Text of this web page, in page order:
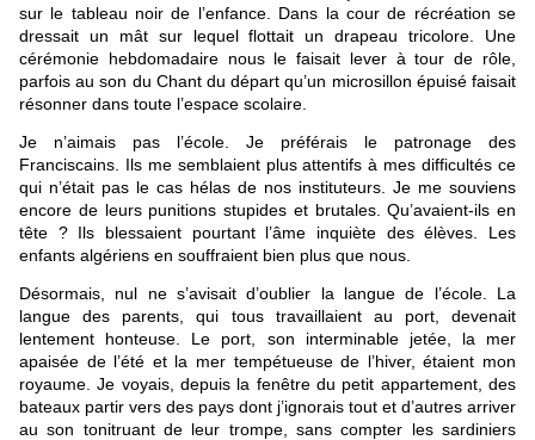
sur le tableau noir de l’enfance. Dans la cour de récréation se
dressait un mât sur lequel flottait un drapeau tricolore. Une
cérémonie hebdomadaire nous le faisait lever à tour de rôle,
parfois au son du Chant du départ qu’un microsillon épuisé faisait
résonner dans toute l’espace scolaire.
Je n’aimais pas l’école. Je préférais le patronage des
Franciscains. Ils me semblaient plus attentifs à mes difficultés ce
qui n’était pas le cas hélas de nos instituteurs. Je me souviens
encore de leurs punitions stupides et brutales. Qu’avaient-ils en
tête ? Ils blessaient pourtant l’âme inquiète des élèves. Les
enfants algériens en souffraient bien plus que nous.
Désormais, nul ne s’avisait d’oublier la langue de l’école. La
langue des parents, qui tous travaillaient au port, devenait
lentement honteuse. Le port, son interminable jetée, la mer
apaisée de l’été et la mer tempétueuse de l’hiver, étaient mon
royaume. Je voyais, depuis la fenêtre du petit appartement, des
bateaux partir vers des pays dont j’ignorais tout et d’autres arriver
au son tonitruant de leur trompe, sans compter les sardiniers